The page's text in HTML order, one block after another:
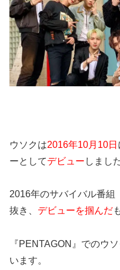
ウソクは2016年10月10日
ーとしてデビュー しまし
2016年のサバイバル番組
抜き、 デビューを掴んだ
『PENTAGON』でのウソ
います。